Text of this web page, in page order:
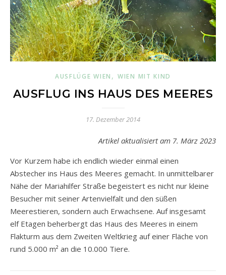
AUSFLÜGE WIEN , WIEN MIT KIND
AUSFLUG INS HAUS DES MEERES
17. Dezember 2014
Artikel aktualisiert am 7. März 2023
Vor Kurzem habe ich endlich wieder einmal einen
Abstecher ins Haus des Meeres gemacht. In unmittelbarer
Nähe der Mariahilfer Straße begeistert es nicht nur kleine
Besucher mit seiner Artenvielfalt und den süßen
Meerestieren, sondern auch Erwachsene. Auf insgesamt
elf Etagen beherbergt das Haus des Meeres in einem
Flakturm aus dem Zweiten Weltkrieg auf einer Fläche von
rund 5.000 m² an die 10.000 Tiere.